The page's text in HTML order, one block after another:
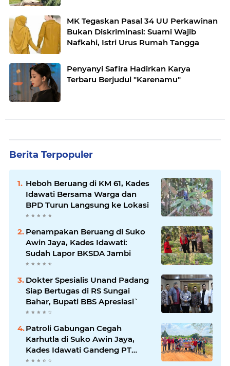
MK Tegaskan Pasal 34 UU Perkawinan
Bukan Diskriminasi: Suami Wajib
Nafkahi, Istri Urus Rumah Tangga
Penyanyi Safira Hadirkan Karya
Terbaru Berjudul "Karenamu"
Berita Terpopuler
Heboh Beruang di KM 61, Kades
Idawati Bersama Warga dan
BPD Turun Langsung ke Lokasi
Penampakan Beruang di Suko
Awin Jaya, Kades Idawati:
Sudah Lapor BKSDA Jambi
Dokter Spesialis Unand Padang
Siap Bertugas di RS Sungai
Bahar, Bupati BBS Apresiasi`
Patroli Gabungan Cegah
Karhutla di Suko Awin Jaya,
Kades Idawati Gandeng PT
BBB-S, TNI dan BPD